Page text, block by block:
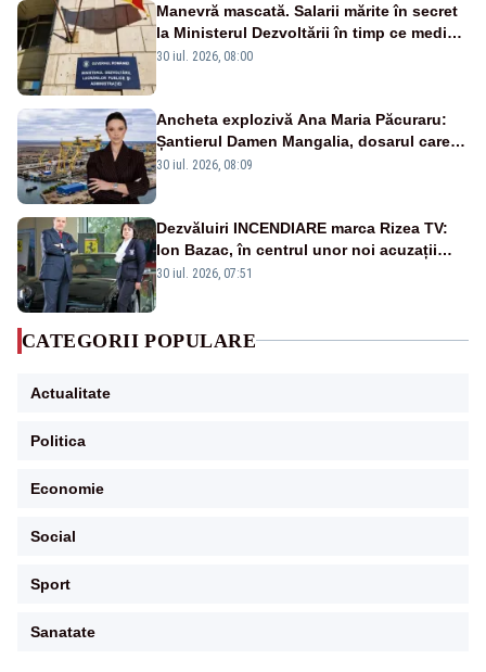
Manevră mascată. Salarii mărite în secret
la Ministerul Dezvoltării în timp ce medicii
ies în stradă
30 iul. 2026, 08:00
Ancheta explozivă Ana Maria Păcuraru:
Șantierul Damen Mangalia, dosarul care
scufundă apărarea României
30 iul. 2026, 08:09
Dezvăluiri INCENDIARE marca Rizea TV:
Ion Bazac, în centrul unor noi acuzații
publice
30 iul. 2026, 07:51
CATEGORII POPULARE
Actualitate
Politica
Economie
Social
Sport
Sanatate